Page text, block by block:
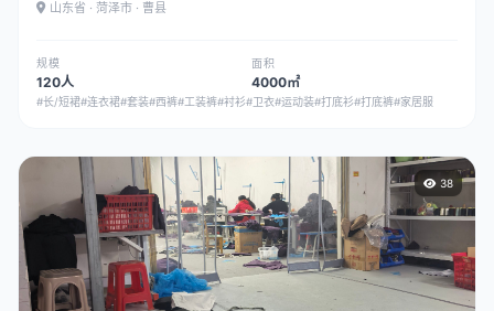
山东省 · 菏泽市 · 曹县
规模
120人
面积
4000㎡
#长/短裙#连衣裙#套装#西裤#工装裤#衬衫#卫衣#运动装#打底衫#打底裤#家居服
38